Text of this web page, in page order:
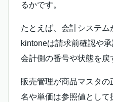
るかです。
たとえば、会計システム
kintoneは請求前確認や
会計側の番号や状態を戻
販売管理が商品マスタ
名や単価は参照値として